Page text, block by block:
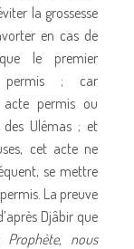
la grossesse
en cas de
le premier
permis ; car
permis ou
des Ulémas ; et
cet acte ne
se mettre
La preuve
Djâbir que
nous